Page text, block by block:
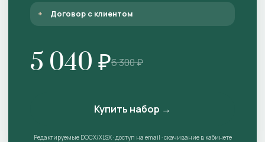
Договор с клиентом
5 040 ₽6 300 ₽
Купить набор →
Редактируемые DOCX/XLSX · доступ на email · скачивание в кабинете